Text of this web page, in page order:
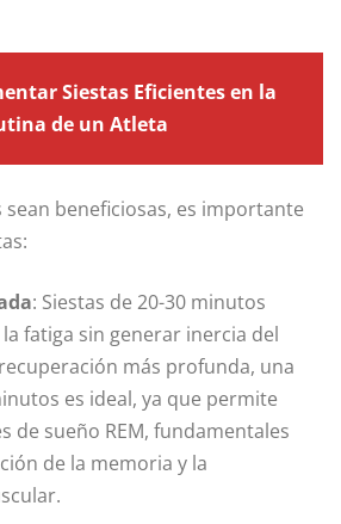
Siestas Eficientes en la
de un Atleta
sean beneficiosas, es importante
: Siestas de 20-30 minutos
fatiga sin generar inercia del
más profunda, una
es ideal, ya que permite
de sueño REM, fundamentales
de la memoria y la